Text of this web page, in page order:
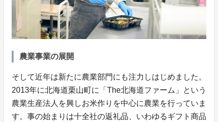
農業事業の展開
そして近年は新たに農業部門にも注力しはじめました。
2013年に北海道栗山町に「The北海道ファーム」という
農業生産法人を興しお米作りを中心に農業を行っていま
す。事の始まりは十全社の返礼品、いわゆるギフト商品